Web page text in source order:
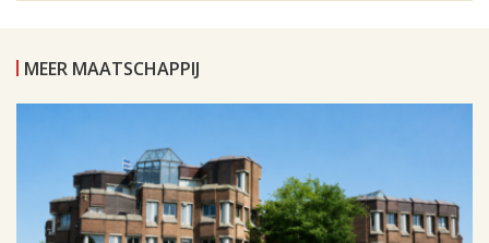
MEER MAATSCHAPPIJ